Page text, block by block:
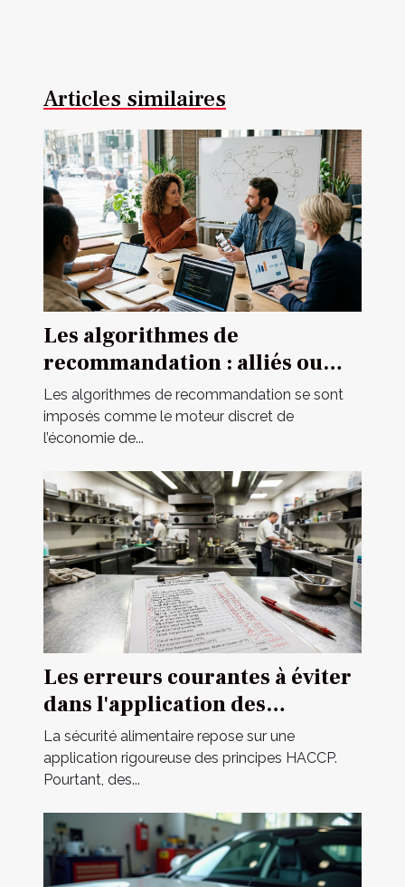
Articles similaires
Les algorithmes de
recommandation : alliés ou
mirages pour le marketing
digital ?
Les algorithmes de recommandation se sont
imposés comme le moteur discret de
l’économie de...
Les erreurs courantes à éviter
dans l'application des
principes HACCP
La sécurité alimentaire repose sur une
application rigoureuse des principes HACCP.
Pourtant, des...